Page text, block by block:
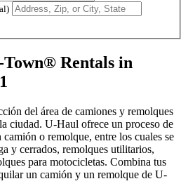
Rentals in
del área de camiones y remolques
ciudad. U-Haul ofrece un proceso de
o remolque, entre los cuales se
y cerrados, remolques utilitarios,
para motocicletas. Combina tus
un camión y un remolque de U-